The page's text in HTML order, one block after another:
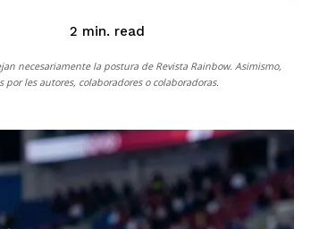
2 min. read
necesariamente la postura de Revista Rainbow. Asimismo,
les autores, colaboradores o colaboradoras.